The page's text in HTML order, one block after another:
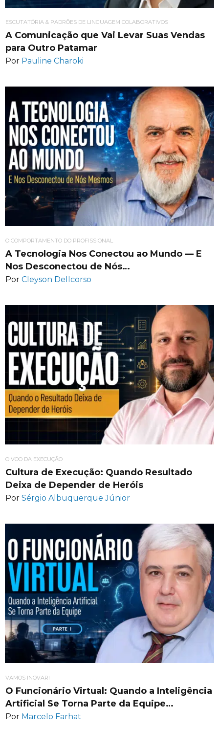
ESCUTATÓRIA & PADRÕES DE LINGUAGEM COLABORATIVOS
A Comunicação que Vai Levar Suas Vendas
para Outro Patamar
Por Pauline Charoki
O COMPORTAMENTO DO PROFISSIONAL
A Tecnologia Nos Conectou ao Mundo — E
Nos Desconectou de Nós…
Por Cleyson Dellcorso
O VOO DA EXECUÇÃO
Cultura de Execução: Quando Resultado
Deixa de Depender de Heróis
Por Sérgio Albuquerque Júnior
VAMOS INOVAR!
O Funcionário Virtual: Quando a Inteligência
Artificial Se Torna Parte da Equipe…
Por Marcelo Farhat